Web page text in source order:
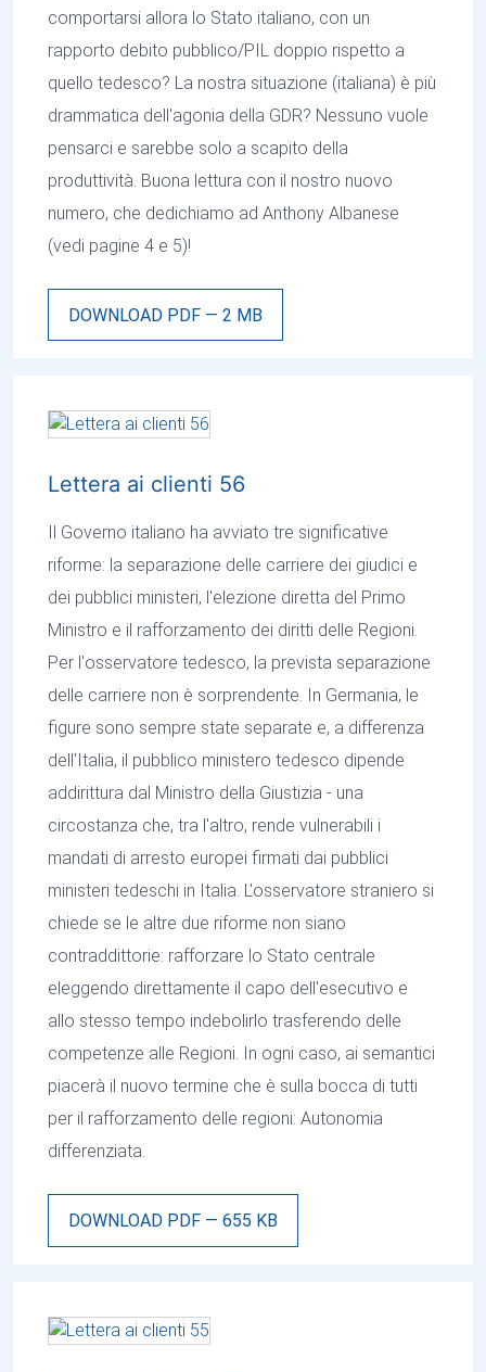
comportarsi allora lo Stato italiano, con un
rapporto debito pubblico/PIL doppio rispetto a
quello tedesco? La nostra situazione (italiana) è più
drammatica dell'agonia della GDR? Nessuno vuole
pensarci e sarebbe solo a scapito della
produttività. Buona lettura con il nostro nuovo
numero, che dedichiamo ad Anthony Albanese
(vedi pagine 4 e 5)!
DOWNLOAD PDF — 2 MB
Lettera ai clienti 56
Il Governo italiano ha avviato tre significative
riforme: la separazione delle carriere dei giudici e
dei pubblici ministeri, l'elezione diretta del Primo
Ministro e il rafforzamento dei diritti delle Regioni.
Per l'osservatore tedesco, la prevista separazione
delle carriere non è sorprendente. In Germania, le
figure sono sempre state separate e, a differenza
dell'Italia, il pubblico ministero tedesco dipende
addirittura dal Ministro della Giustizia - una
circostanza che, tra l'altro, rende vulnerabili i
mandati di arresto europei firmati dai pubblici
ministeri tedeschi in Italia. L'osservatore straniero si
chiede se le altre due riforme non siano
contraddittorie: rafforzare lo Stato centrale
eleggendo direttamente il capo dell'esecutivo e
allo stesso tempo indebolirlo trasferendo delle
competenze alle Regioni. In ogni caso, ai semantici
piacerà il nuovo termine che è sulla bocca di tutti
per il rafforzamento delle regioni: Autonomia
differenziata.
DOWNLOAD PDF — 655 KB